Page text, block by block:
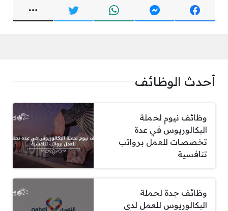
أحدث الوظائف
وظائف نيوم لحملة
البكالوريوس في عدة
تخصصات للعمل برواتب
تنافسية
وظائف جدة لحملة
البكالوريوس للعمل لدى